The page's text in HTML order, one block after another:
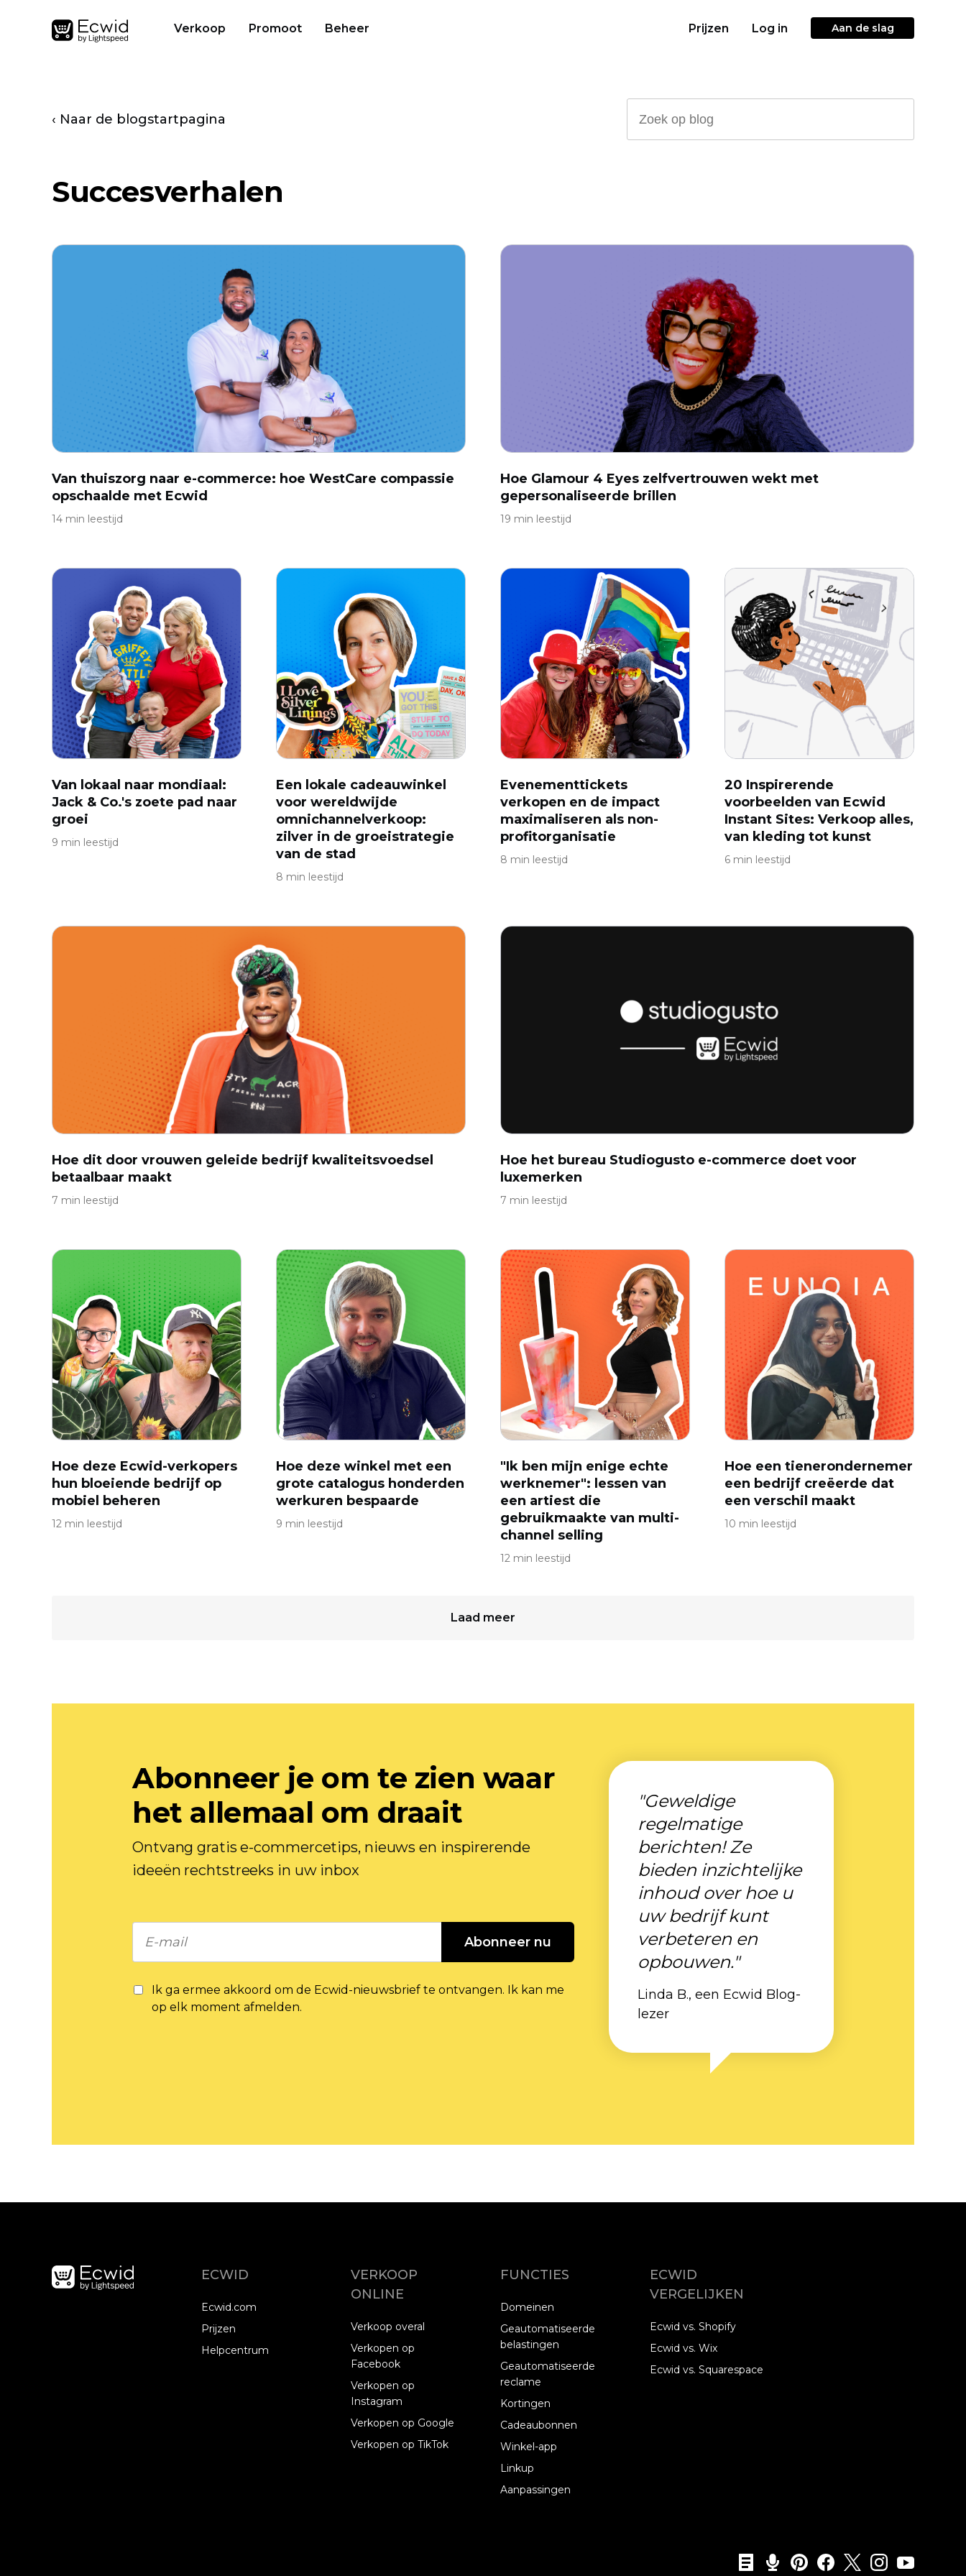
Verkoop Promoot Beheer Prijzen Log in Aan de slag
‹ Naar de blogstartpagina
Succesverhalen
Van thuiszorg naar e-commerce: hoe WestCare compassie
opschaalde met Ecwid
14 min leestijd
Hoe Glamour 4 Eyes zelfvertrouwen wekt met
gepersonaliseerde brillen
19 min leestijd
Van lokaal naar mondiaal:
Jack & Co.'s zoete pad naar
groei
9 min leestijd
Een lokale cadeauwinkel
voor wereldwijde
omnichannelverkoop:
zilver in de groeistrategie
van de stad
8 min leestijd
Evenementtickets
verkopen en de impact
maximaliseren als non-
profitorganisatie
8 min leestijd
20 Inspirerende
voorbeelden van Ecwid
Instant Sites: Verkoop alles,
van kleding tot kunst
6 min leestijd
Hoe dit door vrouwen geleide bedrijf kwaliteitsvoedsel
betaalbaar maakt
7 min leestijd
Hoe het bureau Studiogusto e-commerce doet voor
luxemerken
7 min leestijd
Hoe deze Ecwid-verkopers
hun bloeiende bedrijf op
mobiel beheren
12 min leestijd
Hoe deze winkel met een
grote catalogus honderden
werkuren bespaarde
9 min leestijd
"Ik ben mijn enige echte
werknemer": lessen van
een artiest die
gebruikmaakte van multi-
channel selling
12 min leestijd
Hoe een tienerondernemer
een bedrijf creëerde dat
een verschil maakt
10 min leestijd
Laad meer
Abonneer je om te zien waar
het allemaal om draait
Ontvang gratis e-commercetips, nieuws en inspirerende
ideeën rechtstreeks in uw inbox
Abonneer nu
Ik ga ermee akkoord om de Ecwid-nieuwsbrief te ontvangen. Ik kan me
op elk moment afmelden.
"Geweldige
regelmatige
berichten! Ze
bieden inzichtelijke
inhoud over hoe u
uw bedrijf kunt
verbeteren en
opbouwen."
Linda B., een Ecwid Blog-
lezer
ECWID
Ecwid.com
Prijzen
Helpcentrum
VERKOOP
ONLINE
Verkoop overal
Verkopen op
Facebook
Verkopen op
Instagram
Verkopen op Google
Verkopen op TikTok
FUNCTIES
Domeinen
Geautomatiseerde
belastingen
Geautomatiseerde
reclame
Kortingen
Cadeaubonnen
Winkel-app
Linkup
Aanpassingen
ECWID
VERGELIJKEN
Ecwid vs. Shopify
Ecwid vs. Wix
Ecwid vs. Squarespace